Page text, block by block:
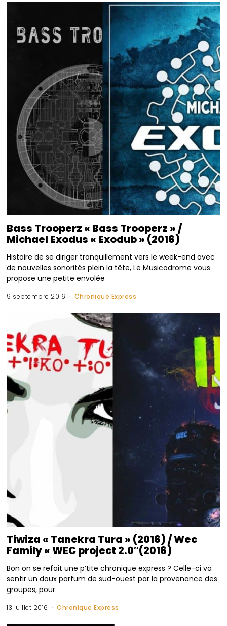
Bass Trooperz « Bass Trooperz » /
Michael Exodus « Exodub » (2016)
Histoire de se diriger tranquillement vers le week-end avec
de nouvelles sonorités plein la tête, Le Musicodrome vous
propose une petite envolée
9 septembre 2016 Chronique Express
Tiwiza « Tanekra Tura » (2016) / Wec
Family « WEC project 2.0″(2016)
Bon on se refait une p’tite chronique express ? Celle-ci va
sentir un doux parfum de sud-ouest par la provenance des
groupes, pour
13 juillet 2016 Chronique Express